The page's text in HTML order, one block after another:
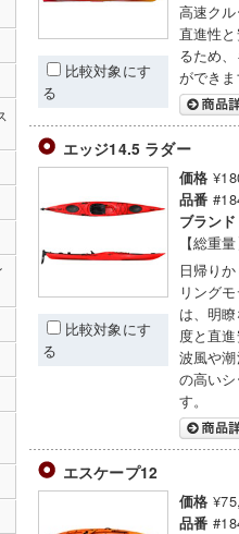
比較対象にす
る
高速ク
直進性
るため
ができま
エッジ14.5 ラダー
比較対象にす
る
価格
品番
ブランド
【総重
日帰り
リング
は、明
度と直
波風や
の高い
す。
エスケープ12
価格
品番